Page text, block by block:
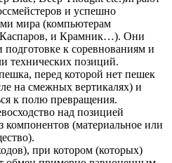
и успешно
мира (компьютерам
и Крамник…). Они
к соревнованиям и
технических позиций.
перед которой нет пешек
на смежных вертикалях) и
к полю превращения.
над позицией
компонентов (материальное или
при котором (которых)